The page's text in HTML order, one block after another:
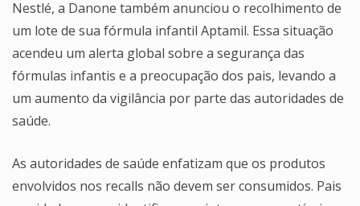
Nestlé, a Danone também anunciou o recolhimento de
um lote de sua fórmula infantil Aptamil. Essa situação
acendeu um alerta global sobre a segurança das
fórmulas infantis e a preocupação dos pais, levando a
um aumento da vigilância por parte das autoridades de
saúde.
As autoridades de saúde enfatizam que os produtos
envolvidos nos recalls não devem ser consumidos. Pais